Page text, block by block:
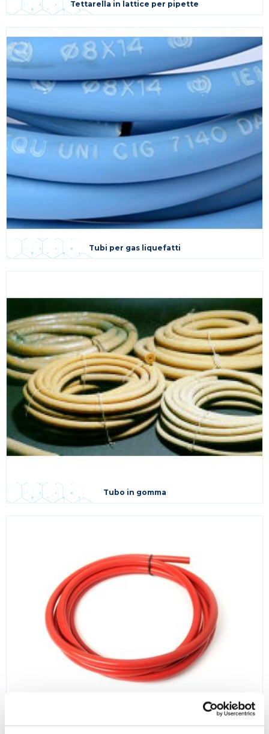
Tettarella in lattice per pipette
Tubi per gas liquefatti
Tubo in gomma